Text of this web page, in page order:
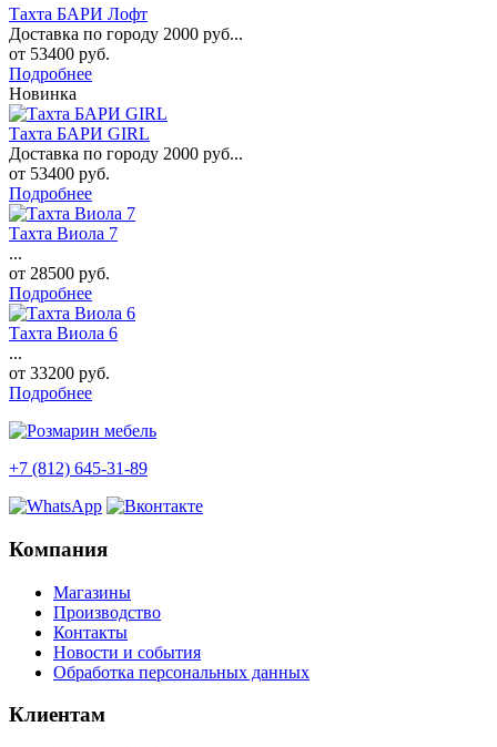
Тахта БАРИ Лофт
Доставка по городу 2000 руб...
от 53400 руб.
Подробнее
Новинка
Тахта БАРИ GIRL
Доставка по городу 2000 руб...
от 53400 руб.
Подробнее
Тахта Виола 7
...
от 28500 руб.
Подробнее
Тахта Виола 6
...
от 33200 руб.
Подробнее
+7 (812) 645-31-89
Компания
Магазины
Производство
Контакты
Новости и события
Обработка персональных данных
Клиентам